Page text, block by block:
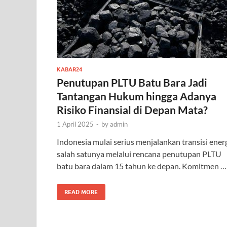
KABAR24
Penutupan PLTU Batu Bara Jadi
Tantangan Hukum hingga Adanya
Risiko Finansial di Depan Mata?
1 April 2025 - byadmin
Indonesia mulai serius menjalankan transisi
salah satunya melalui rencana penutupan PLTU
batu bara dalam 15 tahun ke depan. Komitmen …
READ MORE